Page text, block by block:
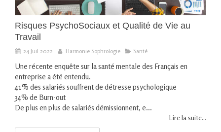
Risques PsychoSociaux et Qualité de Vie au
Travail
24 Juil 2022 Harmonie Sophrologie Santé
Une récente enquête sur la santé mentale des Français en
entreprise a été entendu.
41% des salariés souffrent de détresse psychologique
34% de Burn-out
De plus en plus de salariés démissionnent, e...
Lire la suite...